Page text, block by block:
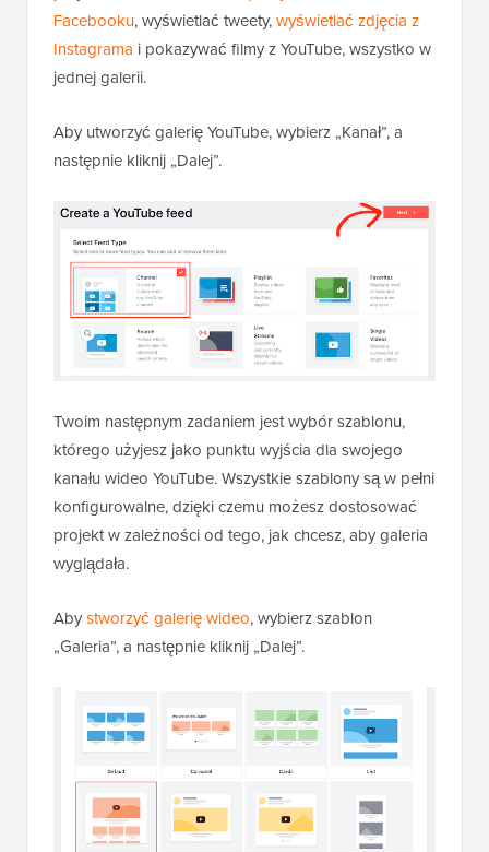
Facebooku, wyświetlać tweety,wyświetlać zdjęcia z
Instagrama i pokazywać filmy z YouTube, wszystko w
jednej galerii.
Aby utworzyć galerię YouTube, wybierz „Kanał”, a
następnie kliknij „Dalej”.
Twoim następnym zadaniem jest wybór szablonu,
którego użyjesz jako punktu wyjścia dla swojego
kanału wideo YouTube. Wszystkie szablony są w pełni
konfigurowalne, dzięki czemu możesz dostosować
projekt w zależności od tego, jak chcesz, aby galeria
wyglądała.
Abystworzyć galerię wideo, wybierz szablon
„Galeria”, a następnie kliknij „Dalej”.